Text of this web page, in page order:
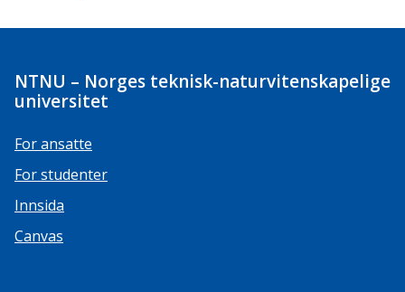
NTNU – Norges teknisk-naturvitenskapelige
universitet
For ansatte
For studenter
Innsida
Canvas